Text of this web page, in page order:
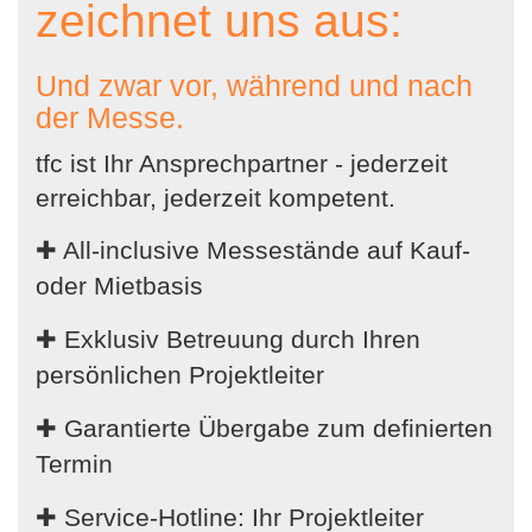
zeichnet uns aus:
Und zwar vor, während und nach
der Messe.
tfc ist Ihr Ansprechpartner - jederzeit
erreichbar, jederzeit kompetent.
✚ All-inclusive Messestände auf Kauf-
oder Mietbasis
✚ Exklusiv Betreuung durch Ihren
persönlichen Projektleiter
✚ Garantierte Übergabe zum definierten
Termin
✚ Service-Hotline: Ihr Projektleiter